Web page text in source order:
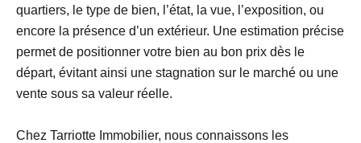
quartiers, le type de bien, l’état, la vue, l’exposition, ou
encore la présence d’un extérieur. Une estimation précise
permet de positionner votre bien au bon prix dès le
départ, évitant ainsi une stagnation sur le marché ou une
vente sous sa valeur réelle.
Chez Tarriotte Immobilier, nous connaissons les